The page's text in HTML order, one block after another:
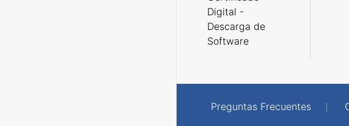
Digital -
Descarga de
Software
Preguntas Frecuentes